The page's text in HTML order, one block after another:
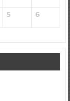
5 6